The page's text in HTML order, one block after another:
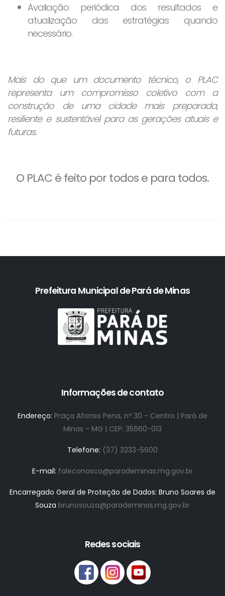
Avaliação periódica dos resultados e
atualização das estratégias quando
necessário.
Mais do que um documento técnico, o PLAC
representa um compromisso coletivo com a
construção de uma cidade mais preparada,
resiliente e sustentável para as gerações atuais e
futuras.
O PLAC é feito por todos e para todos.
Prefeitura Municipal de Pará de Minas
Informações de contato
Endereço: Praça Afonso Pena, nº 30 - Centro | Pará de
Minas - MG | CEP: 35660-013
Telefone: (37) 3233-5600
E-mail: faleconosco@parademinas.mg.gov.br
Encarregado Geral de Proteção de Dados: Bruno Soares de
Souza brunosouza@parademinas.mg.gov.br
Redes sociais